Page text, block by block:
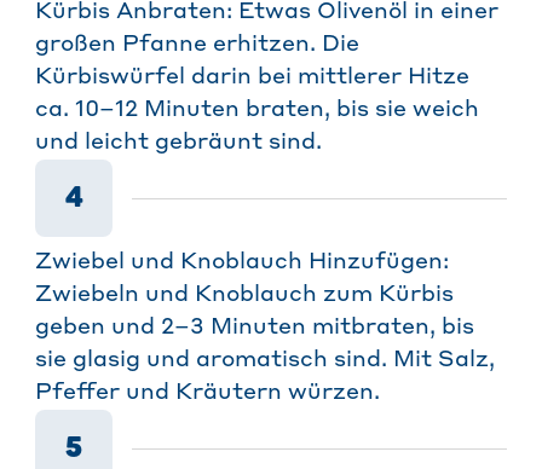
Kürbis Anbraten: Etwas Olivenöl in einer
großen Pfanne erhitzen. Die
Kürbiswürfel darin bei mittlerer Hitze
ca. 10–12 Minuten braten, bis sie weich
und leicht gebräunt sind.
4
Zwiebel und Knoblauch Hinzufügen:
Zwiebeln und Knoblauch zum Kürbis
geben und 2–3 Minuten mitbraten, bis
sie glasig und aromatisch sind. Mit Salz,
Pfeffer und Kräutern würzen.
5